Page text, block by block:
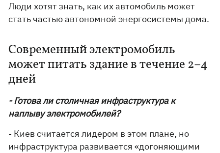
Люди хотят знать, как их автомобиль может
стать частью автономной энергосистемы дома.
Современный электромобиль
может питать здание в течение 2–4
дней
- Готова ли столичная инфраструктура к
наплыву электромобилей?
- Киев считается лидером в этом плане, но
инфраструктура развивается «догоняющими